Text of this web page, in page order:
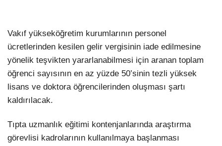
Vakıf yükseköğretim kurumlarının personel
ücretlerinden kesilen gelir vergisinin iade edilmesine
yönelik teşvikten yararlanabilmesi için aranan toplam
öğrenci sayısının en az yüzde 50’sinin tezli yüksek
lisans ve doktora öğrencilerinden oluşması şartı
kaldırılacak.
Tıpta uzmanlık eğitimi kontenjanlarında araştırma
görevlisi kadrolarının kullanılmaya başlanması